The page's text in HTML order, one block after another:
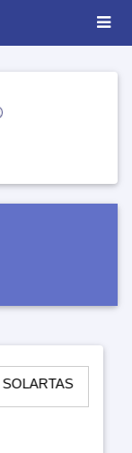
-